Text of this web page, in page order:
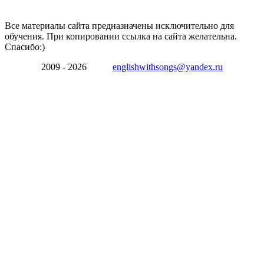
Все материалы сайта предназначены исключительно для
обучения. При копировании ссылка на сайта желательна.
Спасибо:)
2009 - 2026 englishwithsongs@yandex.ru